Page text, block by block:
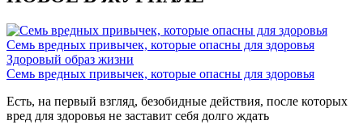
Семь вредных привычек, которые опасны для здоровья
Здоровый образ жизни
Семь вредных привычек, которые опасны для здоровья
Есть, на первый взгляд, безобидные действия, после которых
вред для здоровья не заставит себя долго ждать